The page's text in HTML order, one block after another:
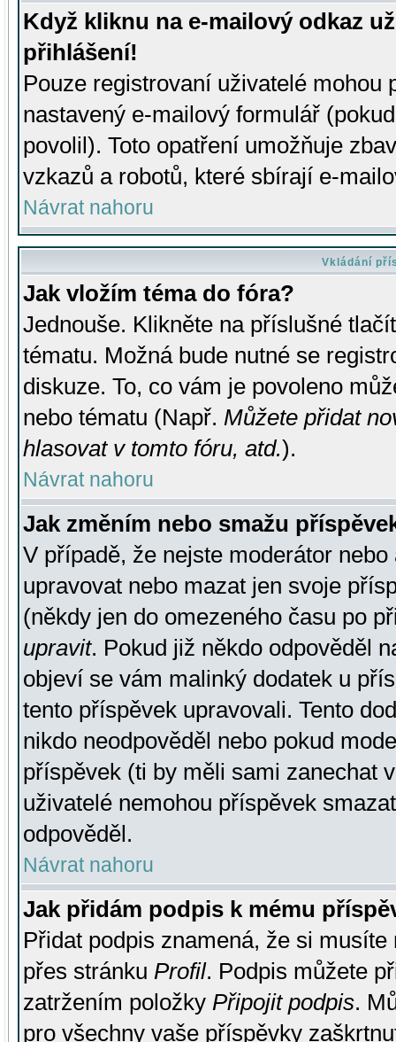
Když kliknu na e-mailový odkaz
přihlášení!
Pouze registrovaní uživatelé mohou
nastavený e-mailový formulář
povolil). Toto opatření umožňuje
vzkazů a robotů, které sbírají e-
Návrat nahoru
Vkládání
Jak vložím téma do fóra?
Jednouše. Klikněte na příslušné
tématu. Možná bude nutné se
diskuze. To, co vám je povoleno
nebo tématu (Např. Můžete přidat
hlasovat v tomto fóru, atd.).
Návrat nahoru
Jak změním nebo smažu
V případě, že nejste moderátor
upravovat nebo mazat jen svoje
(někdy jen do omezeného času po
upravit. Pokud již někdo odpověděl
objeví se vám malinký dodatek u
tento příspěvek upravovali. Tento
nikdo neodpověděl nebo pokud
příspěvek (ti by měli sami zanechat
uživatelé nemohou příspěvek
odpověděl.
Návrat nahoru
Jak přidám podpis k mému
Přidat podpis znamená, že si
přes stránku Profil. Podpis můžete
zatržením položky Připojit podpis.
pro všechny vaše příspěvky